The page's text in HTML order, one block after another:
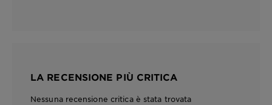
LA RECENSIONE PIÙ CRITICA
Nessuna recensione critica è stata trovata